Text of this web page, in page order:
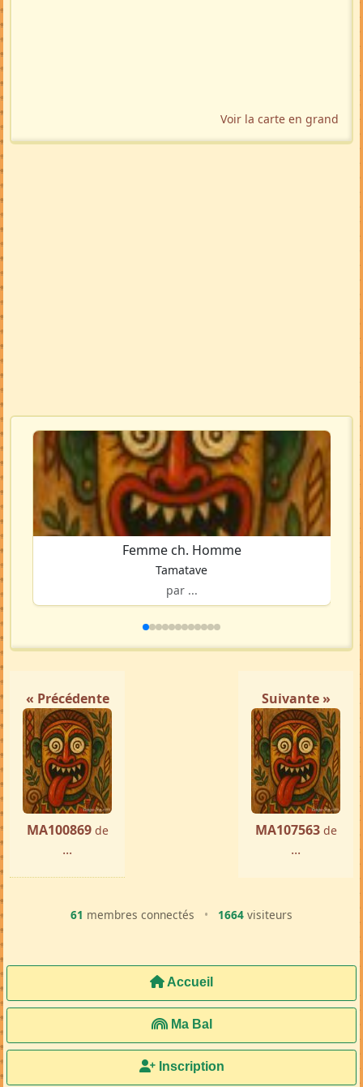
Voir la carte en grand
Femme ch. Homme
Tamatave
par ...
« Précédente
MA100869 de
...
Suivante »
MA107563 de
...
61 membres connectés • 1664 visiteurs
Accueil
Ma Bal
Inscription